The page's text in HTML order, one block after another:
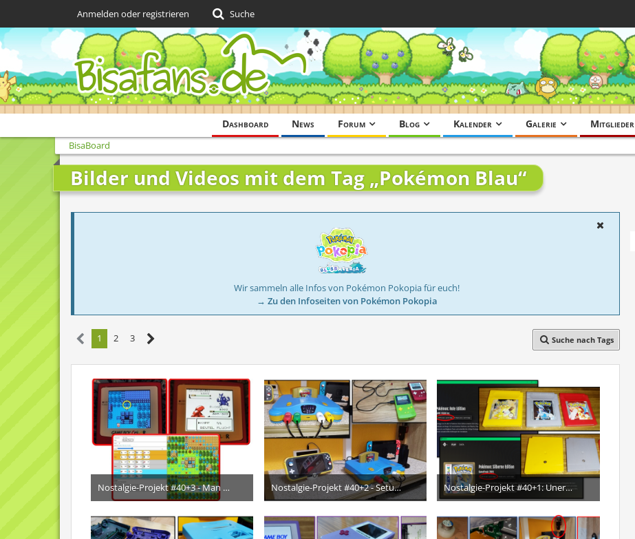
Dashboard News Forum Blog Kalender Galerie Mitglieder
Anmelden oder registrieren Suche
BisaBoard
Bilder und Videos mit dem Tag „Pokémon Blau“
Wir sammeln alle Infos von Pokémon Pokopia für euch!
→ Zu den Infoseiten von Pokémon Pokopia
1 2 3 Suche nach Tags
Nostalgie-Projekt #40+3 - Man lernt nie aus ...
10. September 2025
Nostalgie-Projekt #40+2 - Setup steht wieder und ist einfach wunderschön! *-*
12. Februar 2025
Nostalgie-Projekt #40+1: Unerwartete Neuzugänge zur Vervollständigung der Sammlung ♥
3. Februar 2025